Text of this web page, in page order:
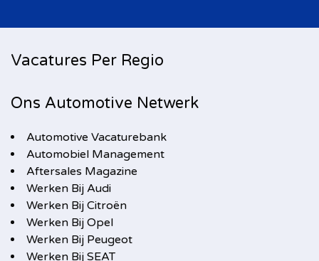
Vacatures Per Regio
Ons Automotive Netwerk
Automotive Vacaturebank
Automobiel Management
Aftersales Magazine
Werken Bij Audi
Werken Bij Citroën
Werken Bij Opel
Werken Bij Peugeot
Werken Bij SEAT